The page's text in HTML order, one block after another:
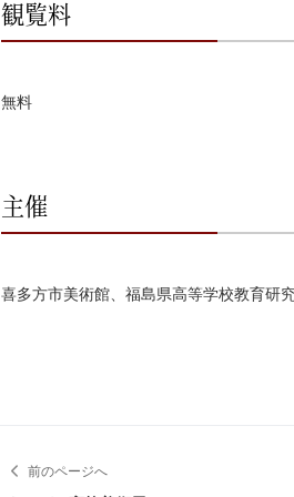
観覧料
無料
主催
喜多方市美術館、福島県高等学校教育研
前のページへ